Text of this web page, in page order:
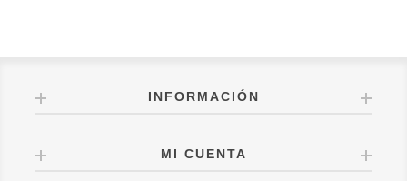
INFORMACIÓN
MI CUENTA